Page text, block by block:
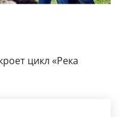
цикл «Река